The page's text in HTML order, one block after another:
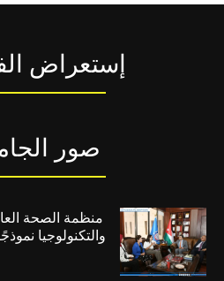
إستعراض
صور
منظمة الصحة
والتكنولوجيا